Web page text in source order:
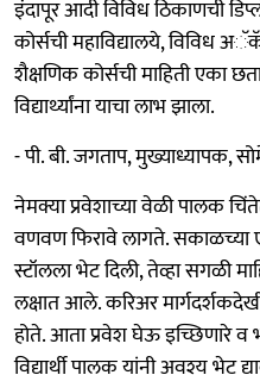
इंदापूर आदी विविध ठिकाणची
कोर्सची महाविद्यालये, विविध
शैक्षणिक कोर्सची माहिती एका
विद्यार्थ्यांना याचा लाभ झाला.
- पी. बी. जगताप, मुख्याध्यापक,
नेमक्या प्रवेशाच्या वेळी पालक
वणवण फिरावे लागते. सकाळच्या
स्टॉलला भेट दिली, तेव्हा सगळी
लक्षात आले. करिअर
होते. आता प्रवेश घेऊ इच्छिणारे व
विद्यार्थी पालक यांनी अवश्य भेट